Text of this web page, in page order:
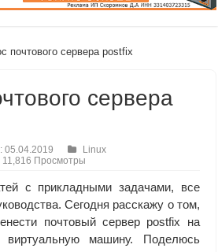
почтового сервера postfix
сервера
05.04.2019
Linux
11,816 Просмотры
с прикладными задачами, все
Сегодня расскажу о том,
почтовый сервер postfix на
виртуальную машину. Поделюсь